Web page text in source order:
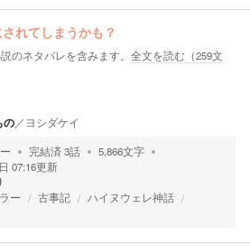
れてしまうかも？
のネタバレを含みます。 全文を読む（259文
の／ ヨシダケイ
完結済3話 5,866文字
07:16更新
ー 古事記
ハイヌウェレ神話